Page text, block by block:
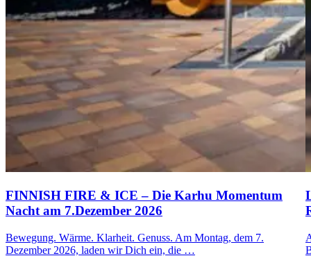
FINNISH FIRE & ICE – Die Karhu Momentum
Nacht am 7.Dezember 2026
Bewegung. Wärme. Klarheit. Genuss. Am Montag, dem 7.
Dezember 2026, laden wir Dich ein, die …